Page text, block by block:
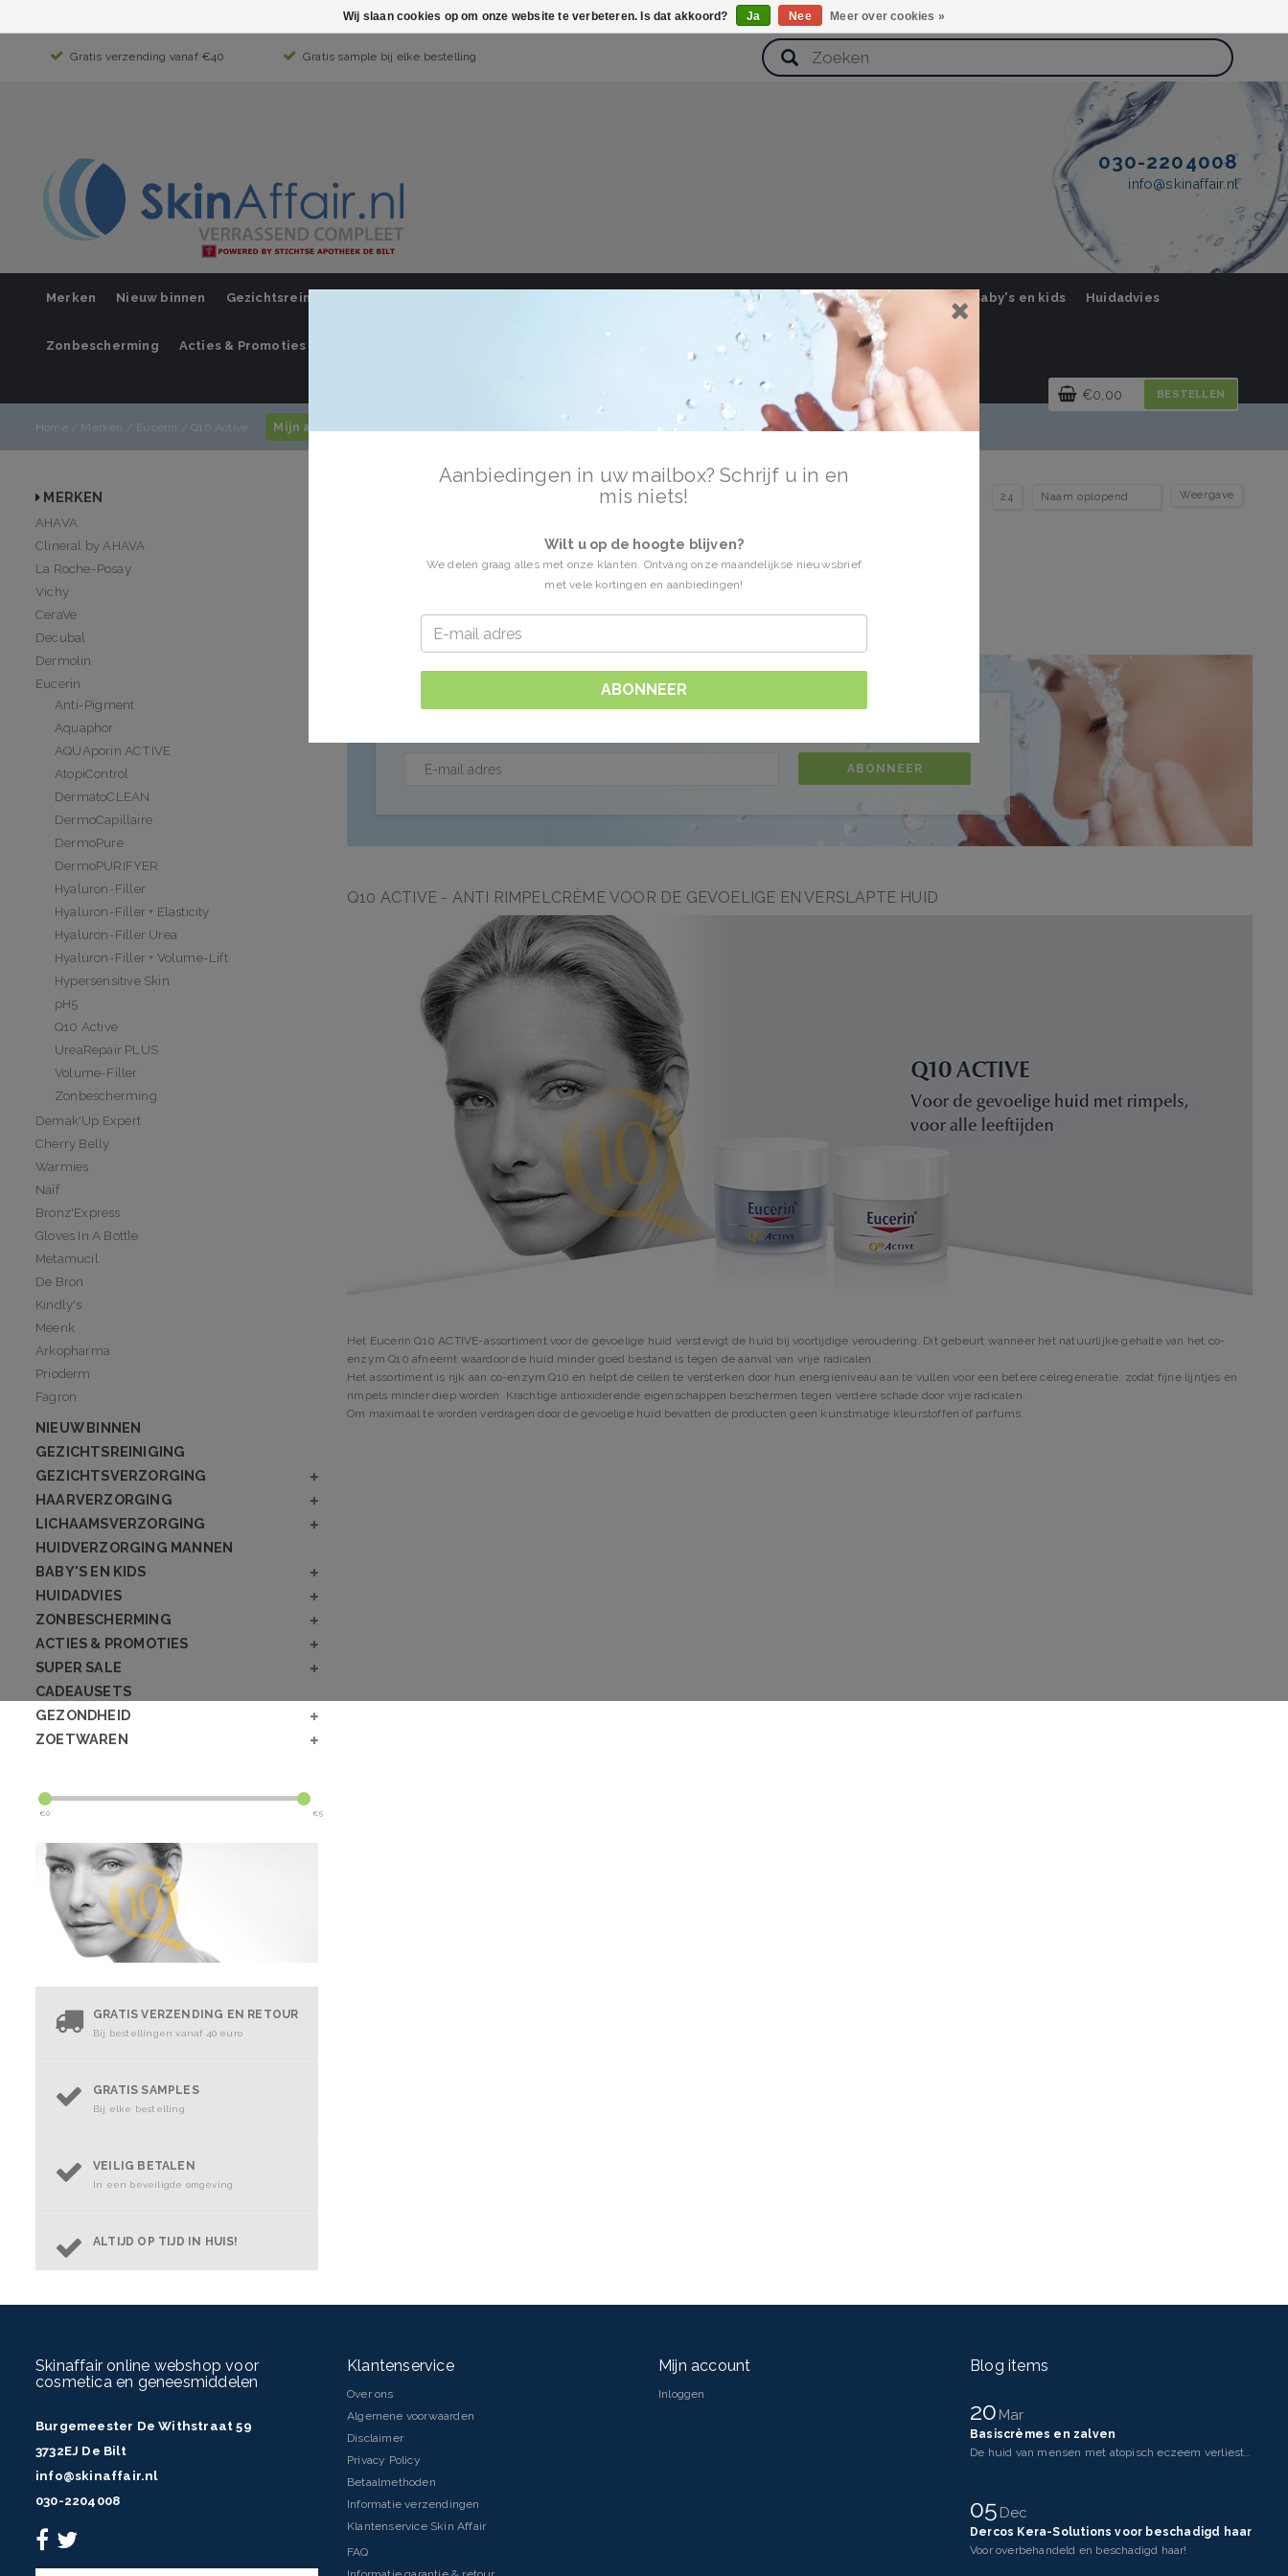
Gratis verzending vanaf €40 Gratis sample bij elke bestelling
030-2204008
info@skinaffair.nl
Merken Nieuw binnen Gezichtsreiniging Lichaamsverzorging Huidverzorging Mannen Baby's en kids Huidadvies
Zonbescherming Acties & Promoties
€0,00 BESTELLEN
Home/ Merken / Eucerin /Q10 Active Mijn account / inloggen
MERKEN
AHAVA
Clineral by AHAVA
La Roche-Posay
Vichy
CeraVe
Decubal
Dermolin
Eucerin
Anti-Pigment
Aquaphor
AQUAporin ACTIVE
AtopiControl
DermatoCLEAN
DermoCapillaire
DermoPure
DermoPURIFYER
Hyaluron-Filler
Hyaluron-Filler + Elasticity
Hyaluron-Filler Urea
Hyaluron-Filler + Volume-Lift
Hypersensitive Skin
pH5
Q10 Active
UreaRepair PLUS
Volume-Filler
Zonbescherming
Demak'Up Expert
Cherry Belly
Warmies
Naïf
Bronz'Express
Gloves In A Bottle
Metamucil
De Bron
Kindly's
Meenk
Arkopharma
Prioderm
Fagron
NIEUW BINNEN
GEZICHTSREINIGING
GEZICHTSVERZORGING
HAARVERZORGING
LICHAAMSVERZORGING
HUIDVERZORGING MANNEN
BABY'S EN KIDS
HUIDADVIES
ZONBESCHERMING
ACTIES & PROMOTIES
SUPER SALE
CADEAUSETS
GEZONDHEID
ZOETWAREN
€0 €5
GRATIS VERZENDING EN RETOUR
Bij bestellingen vanaf 40 euro
GRATIS SAMPLES
Bij elke bestelling
VEILIG BETALEN
In een beveiligde omgeving
ALTIJD OP TIJD IN HUIS!
Weergave
ABONNEER
Q10 ACTIVE - ANTI RIMPELCRÈME VOOR DE GEVOELIGE EN VERSLAPTE HUID
Het Eucerin Q10 ACTIVE-assortiment voor de gevoelige huid verstevigt de huid bij voortijdige veroudering. Dit gebeurt wanneer het natuurlijke gehalte van het co-
enzym Q10 afneemt waardoor de huid minder goed bestand is tegen de aanval van vrije radicalen.
Het assortiment is rijk aan co-enzym Q10 en helpt de cellen te versterken door hun energieniveau aan te vullen voor een betere celregeneratie, zodat fijne lijntjes en
rimpels minder diep worden. Krachtige antioxiderende eigenschappen beschermen tegen verdere schade door vrije radicalen.
Om maximaal te worden verdragen door de gevoelige huid bevatten de producten geen kunstmatige kleurstoffen of parfums.
Skinaffair online webshop voor
cosmetica en geneesmiddelen
Burgemeester De Withstraat 59
3732EJ De Bilt
info@skinaffair.nl
030-2204008
Klantenservice
Over ons
Algemene voorwaarden
Disclaimer
Privacy Policy
Betaalmethoden
Informatie verzendingen
Klantenservice Skin Affair
FAQ
Mijn account
Inloggen
Blog items
20Mar
Basiscrèmes en zalven
05Dec
Dercos Kera-Solutions voor beschadigd haar
Voor overbehandeld en beschadigd haar!
Aanbiedingen in uw mailbox? Schrijf u in en
mis niets!
Wilt u op de hoogte blijven?
We delen graag alles met onze klanten. Ontvang onze maandelijkse nieuwsbrief
met vele kortingen en aanbiedingen!
ABONNEER
Wij slaan cookies op om onze website te verbeteren. Is dat akkoord? Ja Nee Meer over cookies »